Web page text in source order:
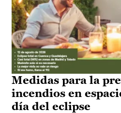
Medidas para la
incendios en
día del eclipse